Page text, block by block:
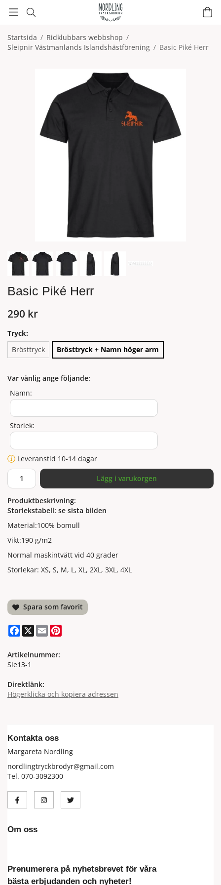
Startsida / Ridklubbars webbshop /
Sleipnir Västmanlands Islandshästförening / Basic Piké Herr
Basic Piké Herr
290 kr
Tryck:
Brösttryck
Brösttryck + Namn höger arm
Var vänlig ange följande:
Namn:
Storlek:
Leveranstid 10-14 dagar
Lägg i varukorgen
Produktbeskrivning:
Storlekstabell: se sista bilden
Material:100% bomull
Vikt:190 g/m2
Normal maskintvätt vid 40 grader
Storlekar: XS, S, M, L, XL, 2XL, 3XL, 4XL
Spara som favorit
Facebook
X Email
Artikelnummer:
Sle13-1
Direktlänk:
Högerklicka och kopiera adressen
Kontakta oss
Margareta Nordling
nordlingtryckbrodyr@gmail.com
Tel. 070-3092300
Om oss
Prenumerera på nyhetsbrevet för våra
bästa erbjudanden och nyheter!